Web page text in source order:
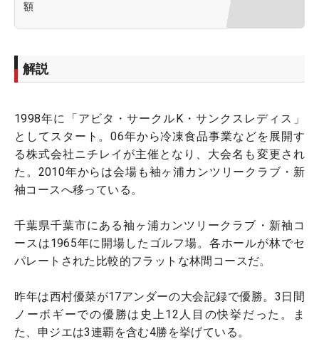
額
解説
1998年に「アビタ・サークルK・サンクスレディス」
としてスタート。06年から冷凍食品事業などを展開す
る株式会社ニチレイが主催となり、大会名も変更され
た。2010年からは会場も袖ヶ浦カンツリークラブ・新
袖コースへ移っている。
千葉県千葉市にある袖ヶ浦カンツリークラブ・新袖コ
ースは1965年に開場したゴルフ場。各ホールが林でセ
パレートされた比較的フラットな林間コースだ。
昨年は西村優菜が17アンダーの大会記録で優勝。3日間
ノーボギーでの優勝は史上12人目の快挙だった。ま
た、申ジエは3連覇を含む4勝を挙げている。